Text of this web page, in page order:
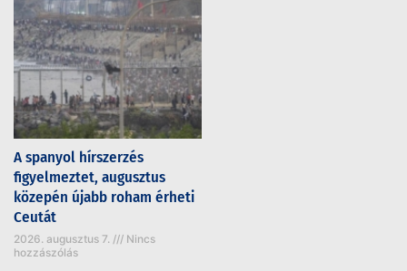
A spanyol hírszerzés
figyelmeztet, augusztus
közepén újabb roham érheti
Ceutát
2026. augusztus 7.
Nincs
hozzászólás